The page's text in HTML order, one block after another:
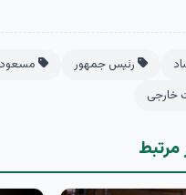
رئیس جمهور مسعود
خارجی
مرتبط